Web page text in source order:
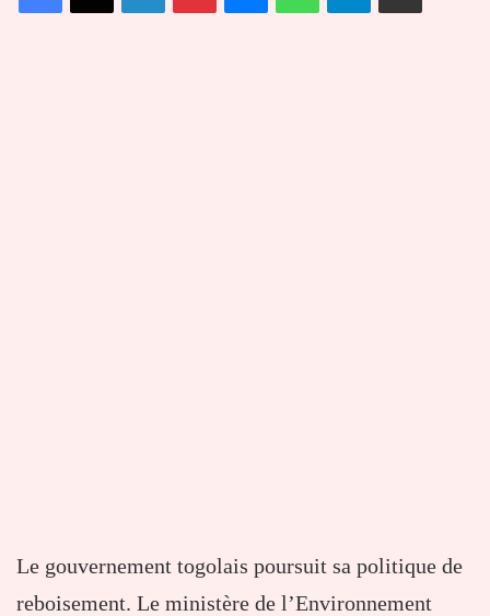
Le gouvernement togolais poursuit sa politique de
reboisement. Le ministère de l’Environnement